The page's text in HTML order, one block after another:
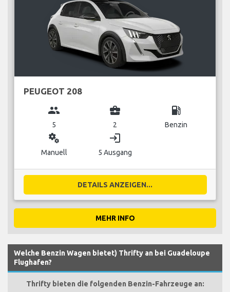
PEUGEOT 208
group
5
business_center
2
local_gas_station
Benzin
miscellaneous_services
Manuell
login
5 Ausgang
DETAILS ANZEIGEN...
MEHR INFO
Welche Benzin Wagen bietet) Thrifty an bei Guadeloupe
Flughafen?
Thrifty bieten die folgenden Benzin-Fahrzeuge an: